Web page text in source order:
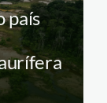
país